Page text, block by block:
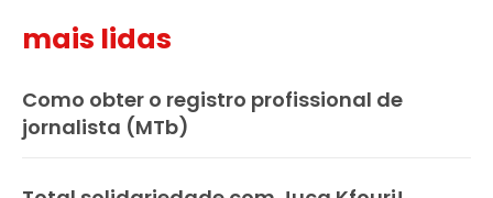
mais lidas
Como obter o registro profissional de
jornalista (MTb)